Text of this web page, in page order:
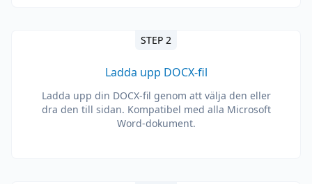
STEP 2
Ladda upp DOCX-fil
Ladda upp din DOCX-fil genom att välja den eller
dra den till sidan. Kompatibel med alla Microsoft
Word-dokument.